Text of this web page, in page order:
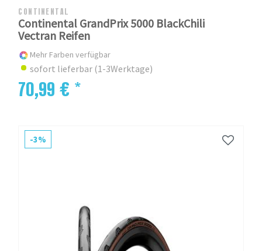
CONTINENTAL
Continental GrandPrix 5000 BlackChili
Vectran Reifen
Mehr Farben verfügbar
sofort lieferbar (1-3Werktage)
70,99 € *
-3%